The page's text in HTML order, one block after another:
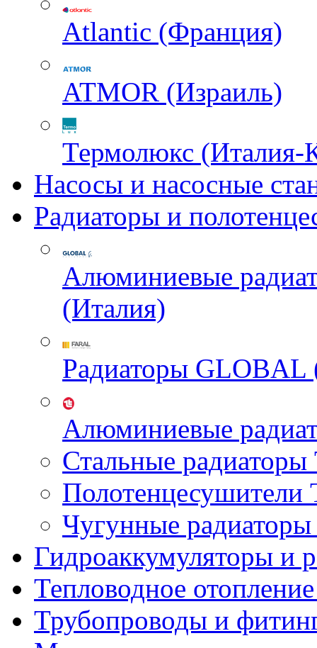
Atlantic (Франция)
ATMOR (Израиль)
Термолюкс (Италия-
Насосы и насосные
Радиаторы и
Алюминиевые
(Италия)
Радиаторы GLOBAL
Алюминиевые
Стальные
Чугунные
Гидроаккумуляторы и
Тепловодное
Трубопроводы и